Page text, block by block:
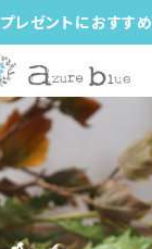
プレゼントにおすすめ